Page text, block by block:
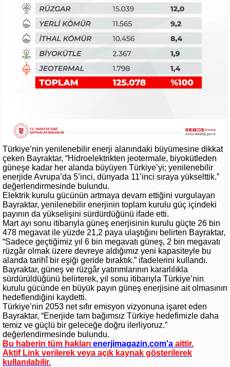
Türkiye’nin yenilenebilir enerji alanındaki büyümesine dikkat
çeken Bayraktar, “Hidroelektrikten jeotermale, biyokütleden
güneşe kadar her alanda büyüyen Türkiye’yi; yenilenebilir
enerjide Avrupa’da 5’inci, dünyada 11’inci sıraya yükselttik.”
değerlendirmesinde bulundu.
Elektrik kurulu gücünün artmaya devam ettiğini vurgulayan
Bayraktar, yenilenebilir enerjinin toplam kurulu güç içindeki
payının da yükselişini sürdürdüğünü ifade etti.
Mart ayı sonu itibarıyla güneş enerjisinin kurulu güçte 26 bin
478 megavat ile yüzde 21,2 paya ulaştığını belirten Bayraktar,
“Sadece geçtiğimiz yıl 6 bin megavatı güneş, 2 bin megavatı
rüzgâr olmak üzere devreye aldığımız yeni kapasiteyle bu
alanda tarihî bir eşiği geride bıraktık.” ifadelerini kullandı.
Bayraktar, güneş ve rüzgâr yatırımlarının kararlılıkla
sürdürüldüğünü belirterek, yıl sonu itibarıyla Türkiye’nin
kurulu gücünde en büyük payın güneş enerjisine ait olmasının
hedeflendiğini kaydetti.
Türkiye’nin 2053 net sıfır emisyon vizyonuna işaret eden
Bayraktar, “Enerjide tam bağımsız Türkiye hedefimizle daha
temiz ve güçlü bir geleceğe doğru ilerliyoruz.”
değerlendirmesinde bulundu.
Bu haberin tüm hakları enerjimagazin.com'a aittir.
Aktif Link verilerek veya açık kaynak gösterilerek
kullanılabilir.